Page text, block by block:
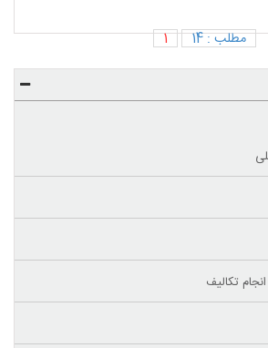
1 مطلب : 14
تکالیف